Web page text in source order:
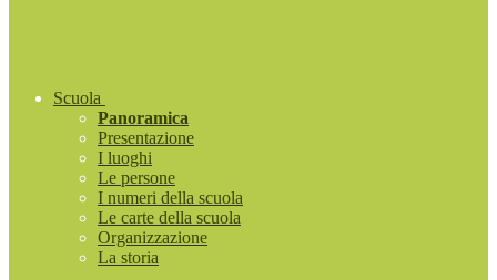
Scuola
Panoramica
Presentazione
I luoghi
Le persone
I numeri della scuola
Le carte della scuola
Organizzazione
La storia